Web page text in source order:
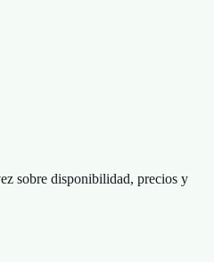
sobre disponibilidad, precios y